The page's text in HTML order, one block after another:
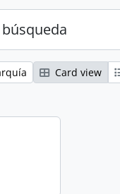
Card view